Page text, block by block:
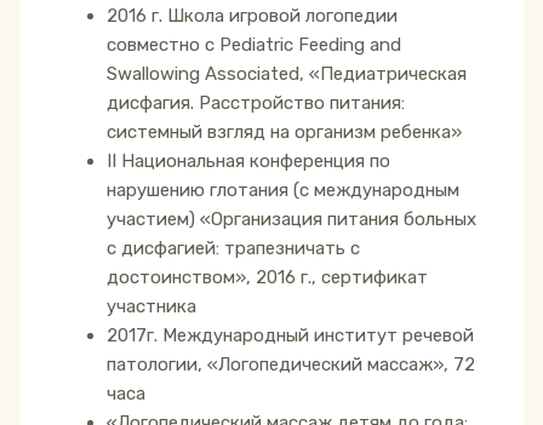
2016 г. Школа игровой логопедии
совместно с Pediatric Feeding and
Swallowing Associated, «Педиатрическая
дисфагия. Расстройство питания:
системный взгляд на организм ребенка»
II Национальная конференция по
нарушению глотания (с международным
участием) «Организация питания больных
с дисфагией: трапезничать с
достоинством», 2016 г., сертификат
участника
2017г. Международный институт речевой
патологии, «Логопедический массаж», 72
часа